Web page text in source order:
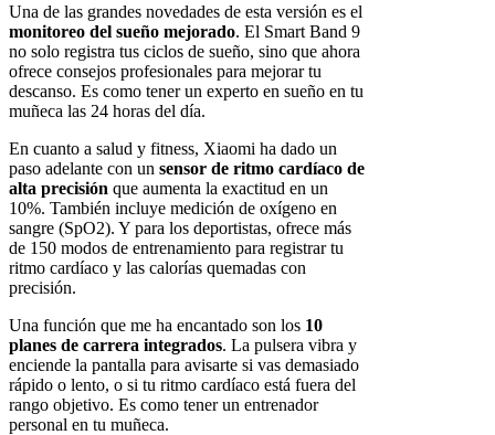
Una de las grandes novedades de esta versión es el
monitoreo del sueño mejorado. El Smart Band 9
no solo registra tus ciclos de sueño, sino que ahora
ofrece consejos profesionales para mejorar tu
descanso. Es como tener un experto en sueño en tu
muñeca las 24 horas del día.
En cuanto a salud y fitness, Xiaomi ha dado un
paso adelante con un sensor de ritmo cardíaco de
alta precisión que aumenta la exactitud en un
10%. También incluye medición de oxígeno en
sangre (SpO2). Y para los deportistas, ofrece más
de 150 modos de entrenamiento para registrar tu
ritmo cardíaco y las calorías quemadas con
precisión.
Una función que me ha encantado son los 10
planes de carrera integrados. La pulsera vibra y
enciende la pantalla para avisarte si vas demasiado
rápido o lento, o si tu ritmo cardíaco está fuera del
rango objetivo. Es como tener un entrenador
personal en tu muñeca.